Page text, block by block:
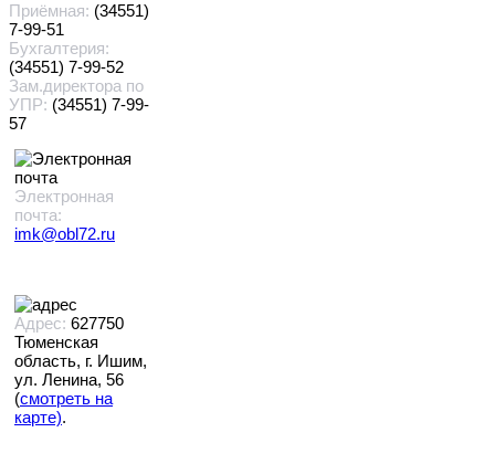
Приёмная: (34551)
7-99-51
Бухгалтерия:
(34551) 7-99-52
Зам.директора по
УПР: (34551) 7-99-
57
Электронная
почта:
imk@obl72.ru
Адрес: 627750
Тюменская
область, г. Ишим,
ул. Ленина, 56
(смотреть на
карте).